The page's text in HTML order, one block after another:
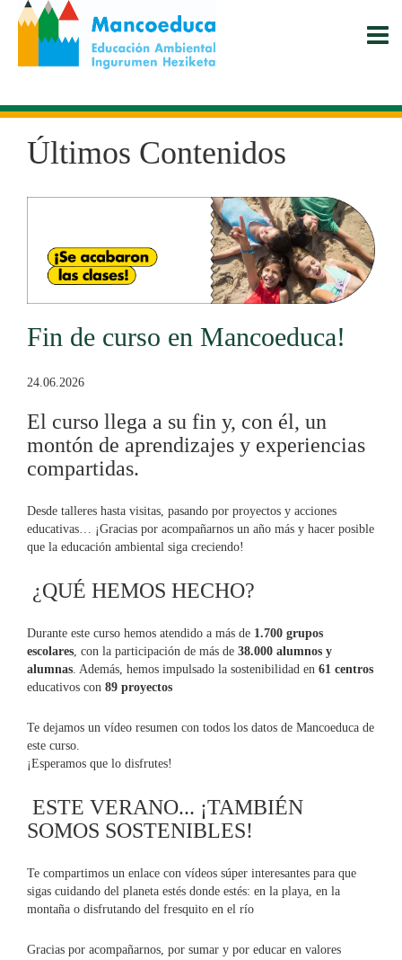
Pasar
contenido
principal
Últimos Contenidos
Fin de curso en Mancoeduca!
24.06.2026
El curso llega a su fin y, con él, un
montón de aprendizajes y experiencias
compartidas.
Desde talleres hasta visitas, pasando por proyectos y acciones
educativas… ¡Gracias por acompañarnos un año más y hacer posible
que la educación ambiental siga creciendo!
¿QUÉ HEMOS HECHO?
Durante este curso hemos atendido a más de 1.700 grupos
escolares, con la participación de más de 38.000 alumnos y
alumnas. Además, hemos impulsado la sostenibilidad en 61 centros
educativos con 89 proyectos
Te dejamos un vídeo resumen con todos los datos de Mancoeduca de
este curso.
¡Esperamos que lo disfrutes!
ESTE VERANO... ¡TAMBIÉN
SOMOS SOSTENIBLES!
Te compartimos un enlace con vídeos súper interesantes para que
sigas cuidando del planeta estés donde estés: en la playa, en la
montaña o disfrutando del fresquito en el río
Gracias por acompañarnos, por sumar y por educar en valores